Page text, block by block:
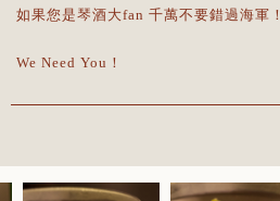
如果您是琴酒大fan 千萬不要錯過海軍！
We Need You！